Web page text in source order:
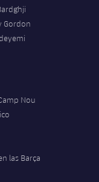
Gordon
Nou
las Barça